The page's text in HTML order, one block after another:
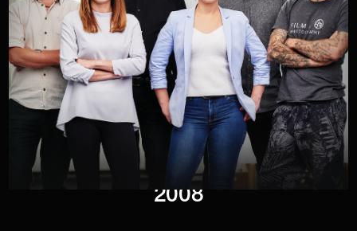
KATEGORIE
WEBAGENTUR
GRÜNDUNG
2008